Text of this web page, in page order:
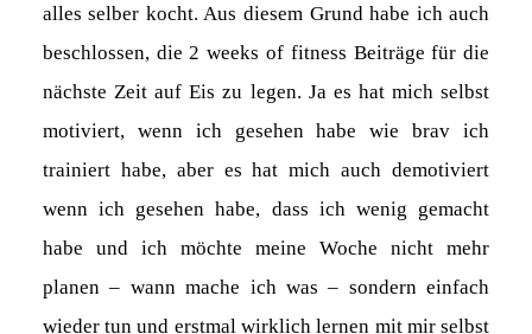
alles selber kocht. Aus diesem Grund habe ich auch
beschlossen, die 2 weeks of fitness Beiträge für die
nächste Zeit auf Eis zu legen. Ja es hat mich selbst
motiviert, wenn ich gesehen habe wie brav ich
trainiert habe, aber es hat mich auch demotiviert
wenn ich gesehen habe, dass ich wenig gemacht
habe und ich möchte meine Woche nicht mehr
planen – wann mache ich was – sondern einfach
wieder tun und erstmal wirklich lernen mit mir selbst